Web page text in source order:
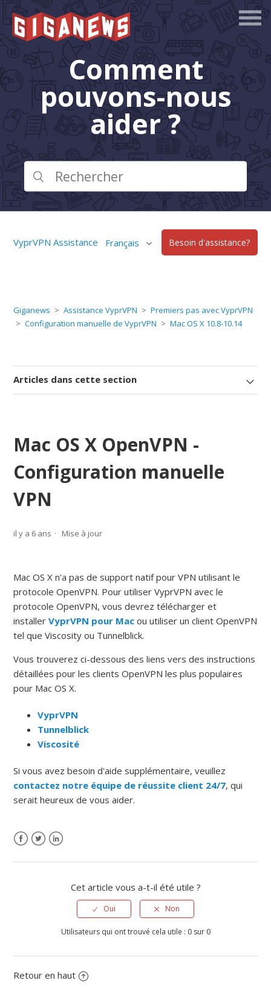
Comment
pouvons-nous
aider ?
VyprVPN Assistance Français Besoin d'assistance?
Giganews Assistance VyprVPN
Premiers pas avec VyprVPN
Configuration manuelle de VyprVPN
Mac OS X 10.8-10.14
Articles dans cette section
Mac OS X OpenVPN -
Configuration manuelle
VPN
il y a 6 ans Mise à jour
Mac OS X n'a ​​pas de support natif pour VPN utilisant le
protocole OpenVPN. Pour utiliser VyprVPN avec le
protocole OpenVPN, vous devrez télécharger et
installerVyprVPN pour Mac ou utiliser un client OpenVPN
tel que Viscosity ou Tunnelblick.
Vous trouverez ci-dessous des liens vers des instructions
détaillées pour les clients OpenVPN les plus populaires
pour Mac OS X.
VyprVPN
Tunnelblick
Viscosité
Si vous avez besoin d'aide supplémentaire, veuillez
contactez notre équipe de réussite client 24/7, qui
serait heureux de vous aider.
Cet article vous a-t-il été utile ?
Oui Non
Utilisateurs qui ont trouvé cela utile : 0 sur 0
Retour en haut